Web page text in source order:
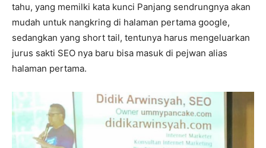
tahu, yang memilki kata kunci Panjang sendrungnya akan
mudah untuk nangkring di halaman pertama google,
sedangkan yang short tail, tentunya harus mengeluarkan
jurus sakti SEO nya baru bisa masuk di pejwan alias
halaman pertama.